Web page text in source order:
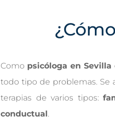
Como psicóloga en Sevilla
todo tipo de problemas. Se
terapias de varios tipos:
conductual.